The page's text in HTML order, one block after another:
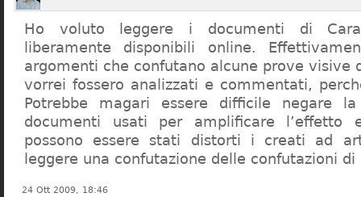
Ho voluto leggere i documenti di
liberamente disponibili online.
argomenti che confutano alcune prove visive
vorrei fossero analizzati e commentati,
Potrebbe magari essere difficile negare
documenti usati per amplificare l’effetto
possono essere stati distorti i creati ad
leggere una confutazione delle confutazioni di
24 Ott 2009, 18:46